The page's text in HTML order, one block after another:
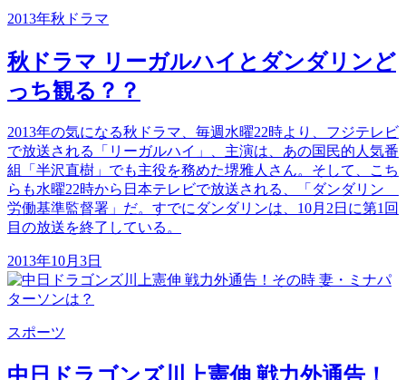
2013年秋ドラマ
秋ドラマ リーガルハイとダンダリンど
っち観る？？
2013年の気になる秋ドラマ、毎週水曜22時より、フジテレビ
で放送される「リーガルハイ」、主演は、あの国民的人気番
組「半沢直樹」でも主役を務めた堺雅人さん。そして、こち
らも水曜22時から日本テレビで放送される、「ダンダリン
労働基準監督署」だ。すでにダンダリンは、10月2日に第1回
目の放送を終了している。
2013年10月3日
スポーツ
中日ドラゴンズ川上憲伸 戦力外通告！